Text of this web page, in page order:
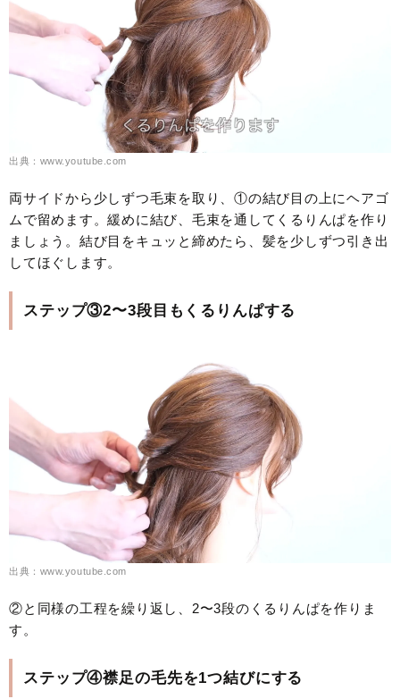
出典：www.youtube.com
両サイドから少しずつ毛束を取り、①の結び目の上にヘアゴ
ムで留めます。緩めに結び、毛束を通してくるりんぱを作り
ましょう。結び目をキュッと締めたら、髪を少しずつ引き出
してほぐします。
ステップ③2〜3段目もくるりんぱする
出典：www.youtube.com
②と同様の工程を繰り返し、2〜3段のくるりんぱを作りま
す。
ステップ④襟足の毛先を1つ結びにする